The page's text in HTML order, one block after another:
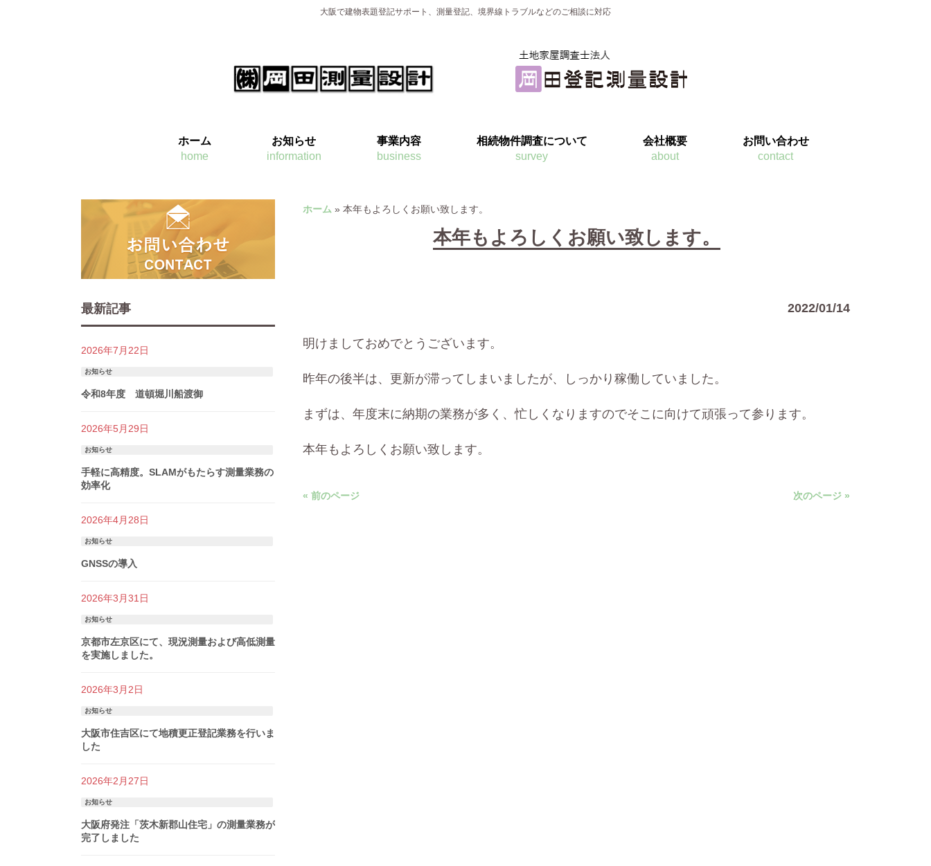
大阪で建物表題登記サポート、測量登記、境界線トラブルなどのご相談に対応
ホーム
home
お知らせ
information
事業内容
business
相続物件調査について
survey
会社概要
about
お問い合わせ
contact
ホーム » 本年もよろしくお願い致します。
本年もよろしくお願い致します。
2022/01/14
明けましておめでとうございます。
昨年の後半は、更新が滞ってしまいましたが、しっかり稼働していました。
まずは、年度末に納期の業務が多く、忙しくなりますのでそこに向けて頑張って参ります。
本年もよろしくお願い致します。
« 前のページ 次のページ »
最新記事
2026年7月22日
お知らせ
令和8年度 道頓堀川船渡御
2026年5月29日
お知らせ
手軽に高精度。SLAMがもたらす測量業務の
効率化
2026年4月28日
お知らせ
GNSSの導入
2026年3月31日
お知らせ
京都市左京区にて、現況測量および高低測量
を実施しました。
2026年3月2日
お知らせ
大阪市住吉区にて地積更正登記業務を行いま
した
2026年2月27日
お知らせ
大阪府発注「茨木新郡山住宅」の測量業務が
完了しました